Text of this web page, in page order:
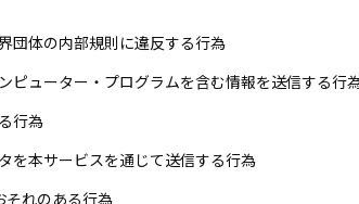
団体の内部規則に違反する行為
ピューター・プログラムを含む情報を送信する行
行為
を本サービスを通じて送信する行為
それのある行為